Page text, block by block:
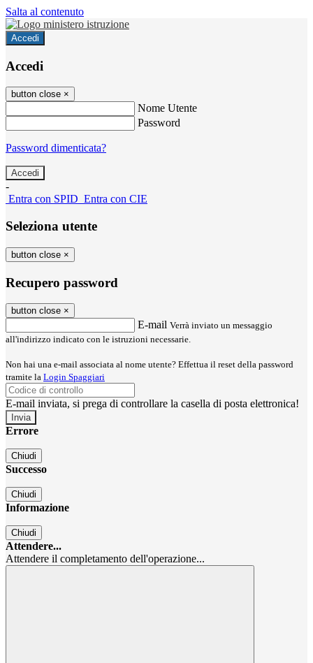
Salta al contenuto
Accedi
Accedi
button close ×
Nome Utente
Password
Password dimenticata?
-
Entra con SPID Entra con CIE
Seleziona utente
button close ×
Recupero password
button close ×
E-mail Verrà inviato un messaggio
all'indirizzo indicato con le istruzioni necessarie.
Non hai una e-mail associata al nome utente? Effettua il reset della password
tramite la Login Spaggiari
E-mail inviata, si prega di controllare la casella di posta elettronica!
Errore
Chiudi
Successo
Chiudi
Informazione
Chiudi
Attendere...
Attendere il completamento dell'operazione...